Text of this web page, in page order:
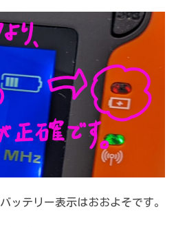
ッテリー表示はおおよそです。